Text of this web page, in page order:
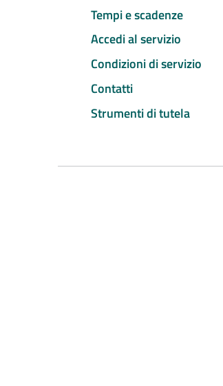
Tempi e scadenze
Accedi al servizio
Condizioni di servizio
Contatti
Strumenti di tutela